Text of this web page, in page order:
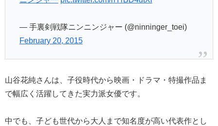
— 手裏剣戦隊ニンニンジャー (@ninninger_toei)
February 20, 2015
山谷花純さんは、子役時代から映画・ドラマ・特撮作品ま
で幅広く活躍してきた実力派女優です。
中でも、子ども世代から大人まで知名度が高い代表作とし